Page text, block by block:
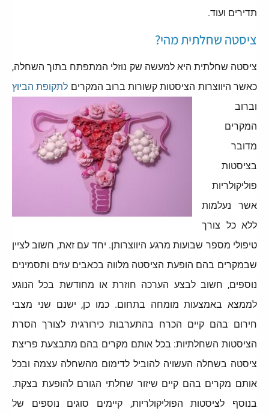
תדירים ועוד.
ציסטה שחלתית מהי?
ציסטה שחלתית היא למעשה שק נוזלי המתפתח בתוך השחלה,
כאשר היווצרות הציסטות קשורות ברוב המקרים לתקופת הביוץ
וברוב
המקרים
מדובר
בציסטות
פוליקולריות
אשר נעלמות
ללא כל צורך
טיפולי מספר שבועות מרגע היווצרותן. יחד עם זאת, חשוב לציין
שבמקרים בהם הופעת הציסטה מלווה בכאבים עזים ותסמינים
נוספים, חשוב לבצע הערכה חוזרת או מחודשת בכל הנוגע
לממצא באמצעות מומחה בתחום. כמו כן, ישנם שני מצבי
חירום בהם קיים הכרח בהתערבות כירורגית לצורך הסרת
הציסטות השחלתיות: בכל אותם מקרים בהם מתבצעת פריצת
ציסטה בשחלה העשויה להוביל לדימום מהשחלה עצמה ובכל
אותם מקרים בהם קיים שיזור שחלתי הגורם להופעת בצקת.
בנוסף לציסטות הפוליקולריות, קיימים סוגים נוספים של